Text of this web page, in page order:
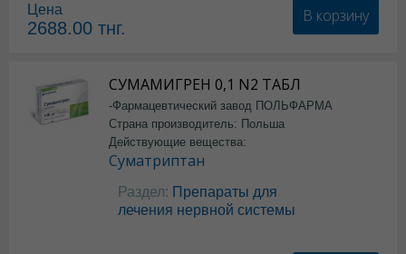
Цена
2688.00 тнг.
В корзину
СУМАМИГРЕН 0,1 N2 ТАБЛ
-Фармацевтический завод ПОЛЬФАРМА
Страна производитель: Польша
Действующие вещества:
Суматриптан
Раздел: Препараты для
лечения нервной системы